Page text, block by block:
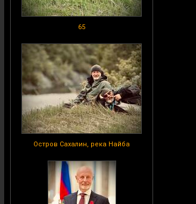
65
Остров Сахалин, река Найба